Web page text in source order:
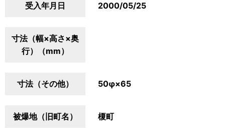
受入年月日 2000/05/25
寸法（幅×高さ×奥
行）（mm）
寸法（その他） 50φ×65
被爆地（旧町名） 榎町